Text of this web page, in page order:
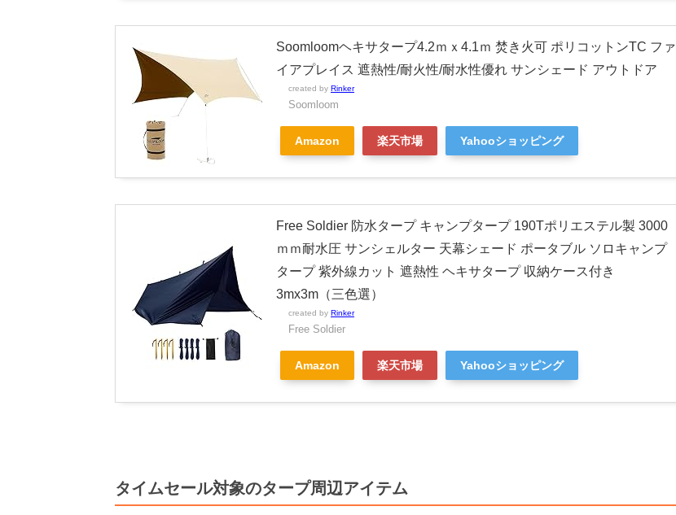
Soomloomヘキサタープ4.2ｍｘ4.1ｍ 焚き火可 ポリコットンTC ファ
イアプレイス 遮熱性/耐火性/耐水性優れ サンシェード アウトドア
created by Rinker
Soomloom
Amazon 楽天市場 Yahooショッピング
Free Soldier 防水タープ キャンプタープ 190Tポリエステル製 3000
ｍｍ耐水圧 サンシェルター 天幕シェード ポータブル ソロキャンプ
タープ 紫外線カット 遮熱性 ヘキサタープ 収納ケース付き
3mx3m（三色選）
created by Rinker
Free Soldier
Amazon 楽天市場 Yahooショッピング
タイムセール対象のタープ周辺アイテム